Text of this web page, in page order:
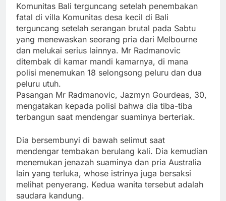
Komunitas Bali terguncang setelah penembakan
fatal di villa Komunitas desa kecil di Bali
terguncang setelah serangan brutal pada Sabtu
yang menewaskan seorang pria dari Melbourne
dan melukai serius lainnya. Mr Radmanovic
ditembak di kamar mandi kamarnya, di mana
polisi menemukan 18 selongsong peluru dan dua
peluru utuh.
Pasangan Mr Radmanovic, Jazmyn Gourdeas, 30,
mengatakan kepada polisi bahwa dia tiba-tiba
terbangun saat mendengar suaminya berteriak.
Dia bersembunyi di bawah selimut saat
mendengar tembakan berulang kali. Dia kemudian
menemukan jenazah suaminya dan pria Australia
lain yang terluka, whose istrinya juga bersaksi
melihat penyerang. Kedua wanita tersebut adalah
saudara kandung.